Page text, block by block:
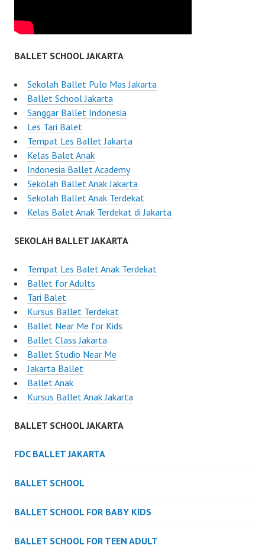
BALLET SCHOOL JAKARTA
Sekolah Ballet Pulo Mas Jakarta
Ballet School Jakarta
Sanggar Ballet Indonesia
Les Tari Balet
Tempat Les Ballet Jakarta
Kelas Balet Anak
Indonesia Ballet Academy
Sekolah Ballet Anak Jakarta
Sekolah Ballet Anak Terdekat
Kelas Balet Anak Terdekat di Jakarta
SEKOLAH BALLET JAKARTA
Tempat Les Balet Anak Terdekat
Ballet for Adults
Tari Balet
Kursus Ballet Terdekat
Ballet Near Me for Kids
Ballet Class Jakarta
Ballet Studio Near Me
Jakarta Ballet
Ballet Anak
Kursus Ballet Anak Jakarta
BALLET SCHOOL JAKARTA
FDC BALLET JAKARTA
BALLET SCHOOL
BALLET SCHOOL FOR BABY KIDS
BALLET SCHOOL FOR TEEN ADULT